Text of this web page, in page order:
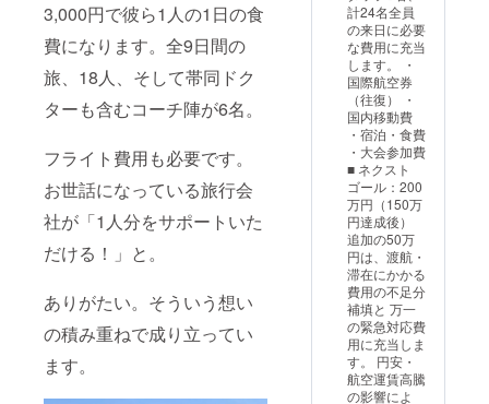
3,000円で彼ら1人の1日の食
費になります。全9日間の
旅、18人、そして帯同ドク
ターも含むコーチ陣が6名。
フライト費用も必要です。
お世話になっている旅行会
社が「1人分をサポートいた
だける！」と。
ありがたい。そういう想い
の積み重ねで成り立ってい
ます。
て特
注）
2026年
ワー
チャレ
の思い
出に。
ミャン
マーの
選手た
ちと同
じユニ
フォー
ムを。
・サイ
ズ展
開：S,
M, L, XL
・カ
ラー展
開：
ホーム
表チー
ム2026
ユニ
フォー
ム（大
人サイ
ズ、H/A
選択
可】
選手着
用と同
モデル
のユニ
フォー
ム
（Hom
e/Away
か、サ
イズご
希望お
聞きし
て特
Bridge
』（松
下サイ
ン・
メッ
セージ
入り）
【書籍
②】
2027年
1月発行
予定新
刊（松
下サイ
ン・
メッ
セージ
入り）
【U-12
ミャン
マー代
表チー
方もご
希望あ
れば対
応可能
です。
その場
合は個
人名等
バナー
に掲載
いたし
ます。
(寄付金
受領証
明書を
発行し
ます)
計24名全員
の来日に必要
な費用に充当
します。 ・
国際航空券
（往復） ・
国内移動費
・宿泊・食費
・大会参加費
■ ネクスト
ゴール：200
万円（150万
円達成後）
追加の50万
円は、渡航・
滞在にかかる
費用の不足分
補填と 万一
の緊急対応費
用に充当しま
す。 円安・
航空運賃高騰
の影響によ